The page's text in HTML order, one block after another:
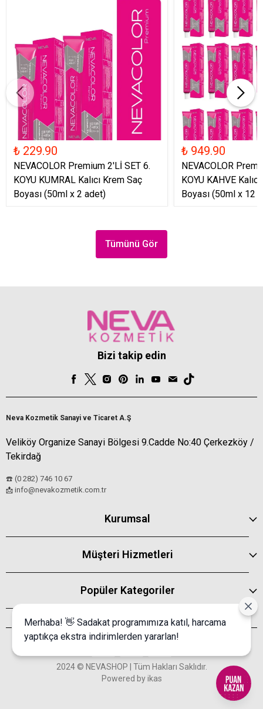
₺ 229.90
NEVACOLOR Premium 2'Lİ SET 6.
KOYU KUMRAL Kalıcı Krem Saç
Boyası (50ml x 2 adet)
₺ 949.90
NEVACOLOR
KOYU KAHVE
Boyası (50ml x 12
Tümünü Gör
Bizi takip edin
Neva Kozmetik Sanayi ve Ticaret A.Ş
Veliköy Organize Sanayi Bölgesi 9.Cadde No:40 Çerkezköy /
Tekirdağ
☎️ (0 282) 746 10 67
📩 info@nevakozmetik.com.tr
Kurumsal
Müşteri Hizmetleri
Popüler Kategoriler
2024 © NEVASHOP | Tüm Hakları Saklıdır.
Powered by ikas
Merhaba! 👋 Sadakat programımıza katıl, harcama
yaptıkça ekstra indirimlerden yararlan!